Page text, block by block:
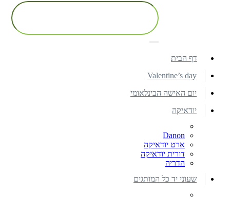
דף הבית
Valentine’s day
יום האישה הבינלאומי
יודאיקה
Danon
ארט יודאיקה
דורית יודאיקה
הדריה
שעוני יד כל המותגים